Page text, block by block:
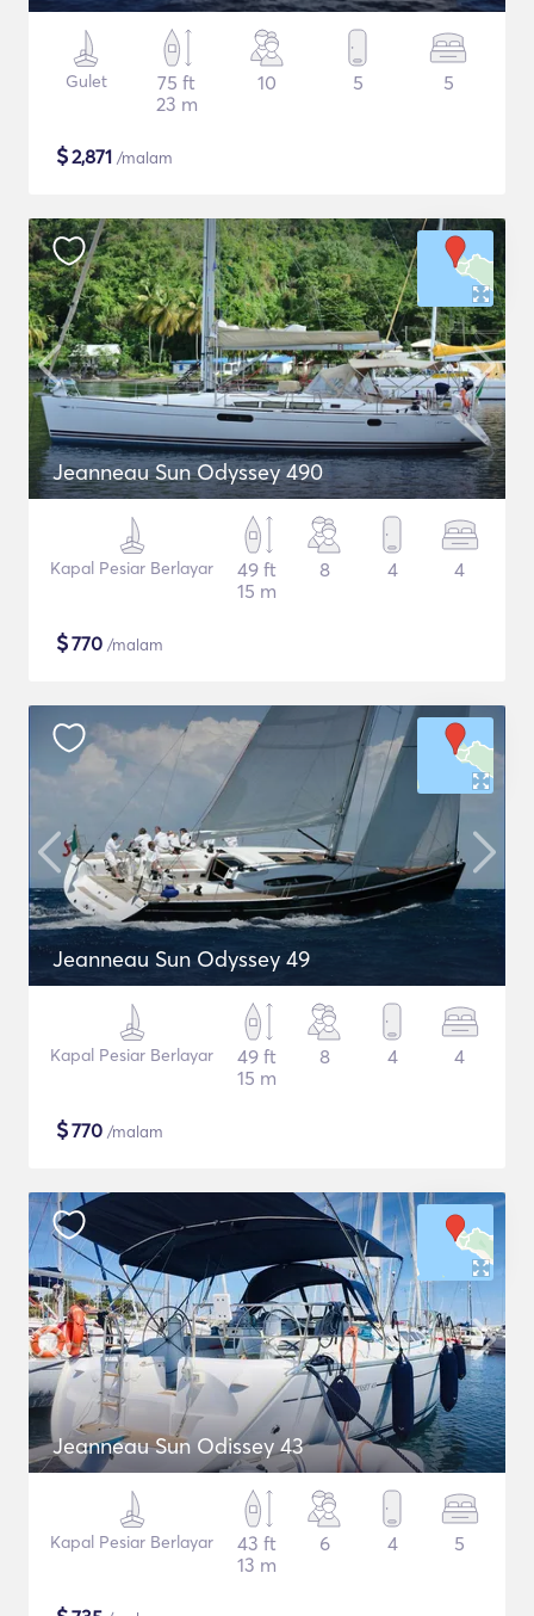
Gulet
75 ft
23 m
10 5 5
$2,871 /malam
Jeanneau Sun Odyssey 490
Kapal Pesiar Berlayar
49 ft
15 m
8 4 4
$770 /malam
Jeanneau Sun Odyssey 49
Kapal Pesiar Berlayar
49 ft
15 m
8 4 4
$770 /malam
Jeanneau Sun Odissey 43
Kapal Pesiar Berlayar
43 ft
13 m
6 4 5